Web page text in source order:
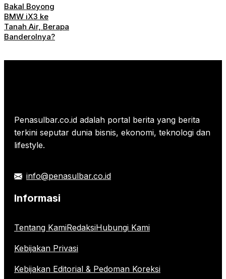
Bakal Boyong
BMW iX3 ke
Tanah Air, Berapa
Banderolnya?
Penasulbar.co.id adalah portal berita yang berita
terkini seputar dunia bisnis, ekonomi, teknologi dan
lifestyle.
info@penasulbar.co.id
Informasi
Tentang KamiRedaksiHubungi Kami
Kebijakan Privasi
Kebijakan Editorial & Pedoman Koreksi